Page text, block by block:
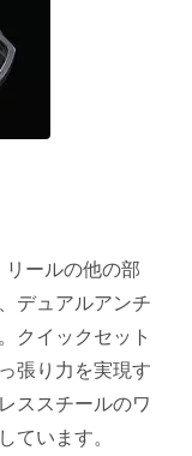
ールの他の部
デュアルアンチ
クイックセット
張り力を実現す
ススチールのワ
ています。